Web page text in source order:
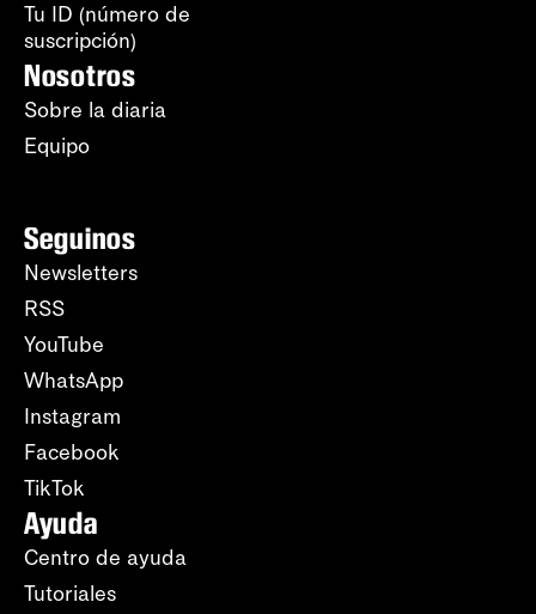
Tu ID (número de
suscripción)
Nosotros
Sobre la diaria
Equipo
Seguinos
Newsletters
RSS
YouTube
WhatsApp
Instagram
Facebook
TikTok
Ayuda
Centro de ayuda
Tutoriales